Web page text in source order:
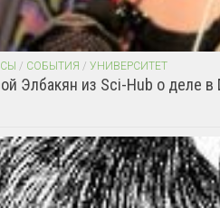
/ СОБЫТИЯ / УНИВЕРСИТЕТ
Элбакян из Sci-Hub о деле в